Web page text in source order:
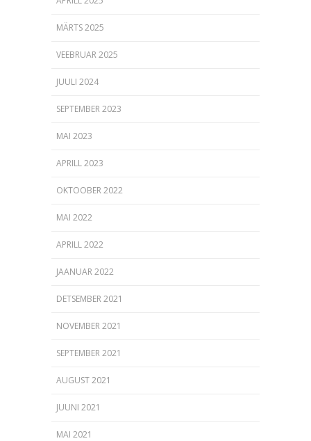
MÄRTS 2025
VEEBRUAR 2025
JUULI 2024
SEPTEMBER 2023
MAI 2023
APRILL 2023
OKTOOBER 2022
MAI 2022
APRILL 2022
JAANUAR 2022
DETSEMBER 2021
NOVEMBER 2021
SEPTEMBER 2021
AUGUST 2021
JUUNI 2021
MAI 2021